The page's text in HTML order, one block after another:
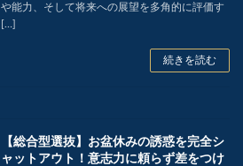
や能力、そして将来への展望を多角的に評価す
[…]
続きを読む
【総合型選抜】お盆休みの誘惑を完全シ
ャットアウト！意志力に頼らず差をつけ